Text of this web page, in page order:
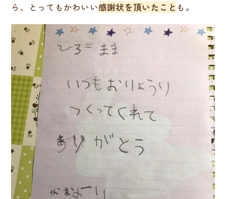
ら、とってもかわいい感謝状を頂いたこと も。